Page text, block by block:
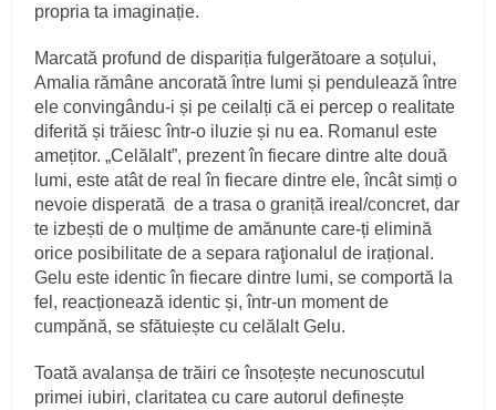
propria ta imaginație.
Marcată profund de dispariția fulgerătoare a soțului,
Amalia rămâne ancorată între lumi și pendulează între
ele convingându-i și pe ceilalți că ei percep o realitate
diferită și trăiesc într-o iluzie și nu ea. Romanul este
amețitor. „Celălalt”, prezent în fiecare dintre alte două
lumi, este atât de real în fiecare dintre ele, încât simți o
nevoie disperată de a trasa o graniță ireal/concret, dar
te izbești de o mulțime de amănunte care-ți elimină
orice posibilitate de a separa raţionalul de irațional.
Gelu este identic în fiecare dintre lumi, se comportă la
fel, reacționează identic și, într-un moment de
cumpănă, se sfătuiește cu celălalt Gelu.
Toată avalanșa de trăiri ce însoțește necunoscutul
primei iubiri, claritatea cu care autorul definește